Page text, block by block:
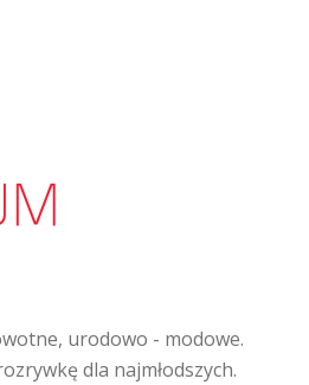
urodowo - modowe.
dla najmłodszych.